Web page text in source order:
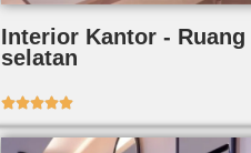
Interior Kantor -
selatan
